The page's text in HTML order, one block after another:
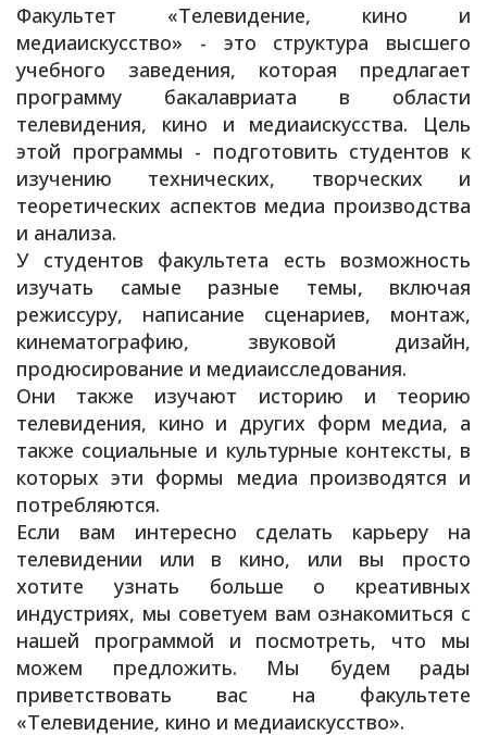
Факультет «Телевидение, кино и
медиаискусство» - это структура высшего
учебного заведения, которая предлагает
программу бакалавриата в области
телевидения, кино и медиаискусства. Цель
этой программы - подготовить студентов к
изучению технических, творческих и
теоретических аспектов медиа производства
и анализа.
У студентов факультета есть возможность
изучать самые разные темы, включая
режиссуру, написание сценариев, монтаж,
кинематографию, звуковой дизайн,
продюсирование и медиаисследования.
Они также изучают историю и теорию
телевидения, кино и других форм медиа, а
также социальные и культурные контексты, в
которых эти формы медиа производятся и
потребляются.
Если вам интересно сделать карьеру на
телевидении или в кино, или вы просто
хотите узнать больше о креативных
индустриях, мы советуем вам ознакомиться с
нашей программой и посмотреть, что мы
можем предложить. Мы будем рады
приветствовать вас на факультете
«Телевидение, кино и медиаискусство».